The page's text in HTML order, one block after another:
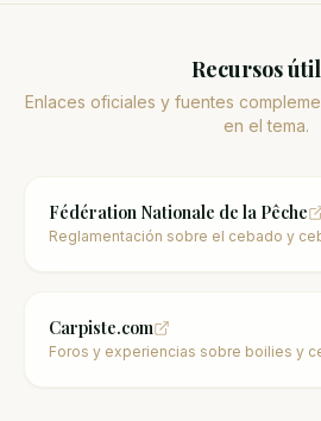
Recursos
Enlaces oficiales y fuentes
en el tema.
Fédération Nationale de la Pêche
Reglamentación sobre el cebado y
Carpiste.com
Foros y experiencias sobre boilies y